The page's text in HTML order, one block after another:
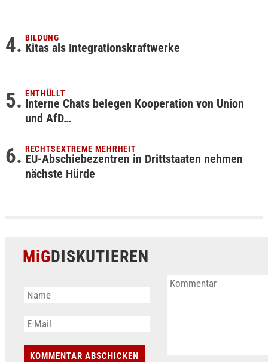
BILDUNG
Kitas als Integrationskraftwerke
ENTHÜLLT
Interne Chats belegen Kooperation von Union
und AfD…
RECHTSEXTREME MEHRHEIT
EU-Abschiebezentren in Drittstaaten nehmen
nächste Hürde
MiGDISKUTIEREN